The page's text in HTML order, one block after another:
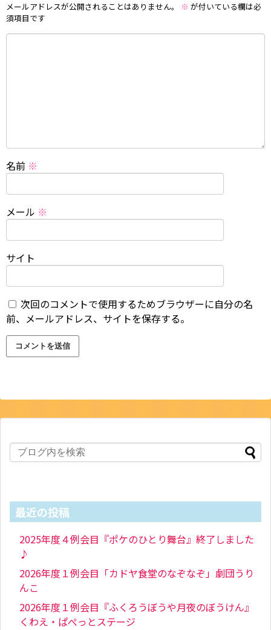
メールアドレスが公開されることはありません。 ※ が付いている欄は必
須項目です
名前 ※
メール ※
サイト
次回のコメントで使用するためブラウザーに自分の名
前、メールアドレス、サイトを保存する。
最近の投稿
2025年度４例会目『ポケのひとり舞台』終了しました
♪
2026年度１例会目「カドヤ食堂のなぞなぞ」劇団うり
んこ
2026年度１例会目『ふくろうぼうや月夜のぼうけん』
くわえ・ぱぺっとステージ